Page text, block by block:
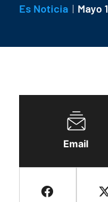
Es Noticia Mayo
Email